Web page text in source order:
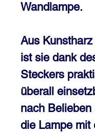
Wandlampe.
Aus
ist sie dank
Steckers
überall
nach Belieben
die Lampe mit